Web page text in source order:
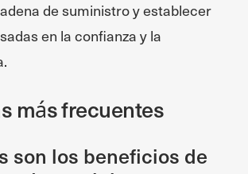
de suministro y establecer
en la confianza y la
más frecuentes
son los beneficios de